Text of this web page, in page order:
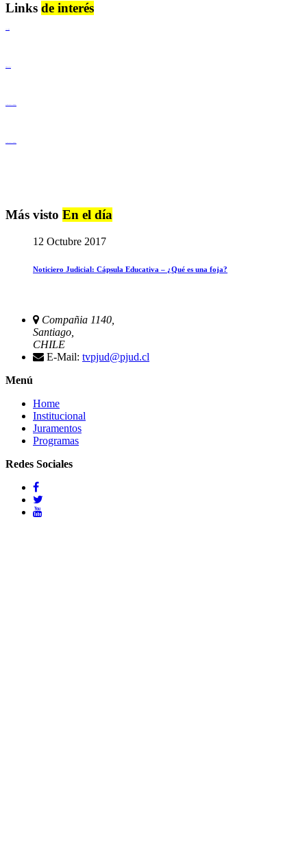
Links de interés
Más visto En el día
12 Octubre 2017
Noticiero Judicial: Cápsula Educativa – ¿Qué es una foja?
Compañia 1140,
Santiago,
CHILE
E-Mail: tvpjud@pjud.cl
Menú
Home
Institucional
Juramentos
Programas
Redes Sociales